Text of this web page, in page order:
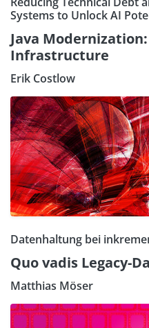
Systems to Unlock AI
Java
Infrastructure
Erik Costlow
Datenhaltung bei
Quo vadis Legacy-
Matthias Möser